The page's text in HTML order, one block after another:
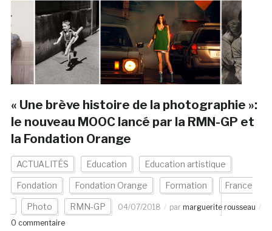
« Une brève histoire de la photographie »:
le nouveau MOOC lancé par la RMN-GP et
la Fondation Orange
ACTUALITÉS Education Education artistique
Fondation Fondation Orange Formation France
Photo RMN-GP 04/07/2018 par marguerite rousseau
0 commentaire